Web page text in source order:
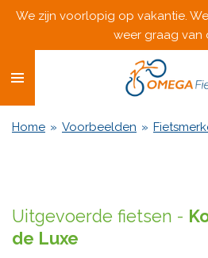
Ga
de
We zijn voorlopig op vakantie.
weer graag van
Home » Voorbeelden »
Uitgevoerde fietsen -
de Luxe